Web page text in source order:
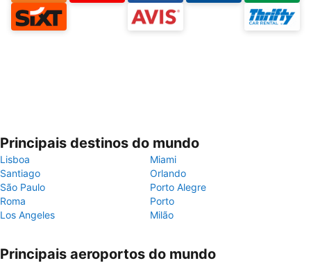
Principais destinos do mundo
Lisboa
Miami
Santiago
Orlando
São Paulo
Porto Alegre
Roma
Porto
Los Angeles
Milão
Principais aeroportos do mundo